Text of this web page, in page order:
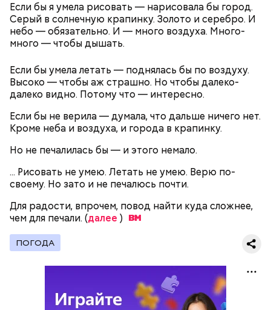
Если бы я умела рисовать — нарисовала бы город.
Серый в солнечную крапинку. Золото и серебро. И
небо — обязательно. И — много воздуха. Много-
много — чтобы дышать.
Если бы умела летать — поднялась бы по воздуху.
Высоко — чтобы аж страшно. Но чтобы далеко-
далеко видно. Потому что — интересно.
Если бы не верила — думала, что дальше ничего нет.
Кроме неба и воздуха, и города в крапинку.
Но не печалилась бы — и этого немало.
... Рисовать не умею. Летать не умею. Верю по-
своему. Но зато и не печалюсь почти.
Для радости, впрочем, повод найти куда сложнее,
чем для печали. (далее )
ПОГОДА
Около 50 процентов медиков, обратившихся в
месте, а большая часть остальных врачей готова
выйти на другую работу в ближайшее время. Об
этом вчера на совместном заседании комиссий
Мосгордумы рассказала начальник управления
госслужбы и кадров правительства Москвы
Александра Александрова (